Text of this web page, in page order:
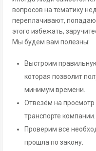
вопросов на тематику
переплачивают,
этого избежать,
Мы будем вам полезны:
Выстроим
которая позволит
минимум времени.
Отвезём на
транспорте компании.
Проверим все
прошла по закону.